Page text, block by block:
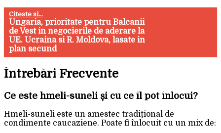
Citeste si...
Ungaria, prioritate pentru Balcanii
de Vest in negocierile de aderare la
UE. Ucraina si R. Moldova, lasate in
plan secund
Întrebări Frecvente
Ce este hmeli-suneli și cu ce îl pot înlocui?
Hmeli-suneli este un amestec tradițional de
condimente caucaziene. Poate fi înlocuit cu un mix de: